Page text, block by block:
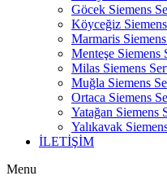
Göcek Siemens
Köyceğiz
Marmaris
Menteşe Siemens
Milas Siemens
Muğla Siemens
Ortaca Siemens
Yatağan Siemens
Yalıkavak
İLETİŞİM
Menu